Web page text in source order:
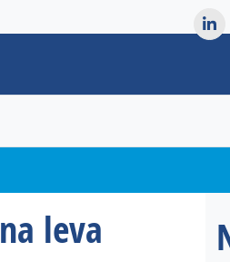
leva
seriously. Please see our privacy